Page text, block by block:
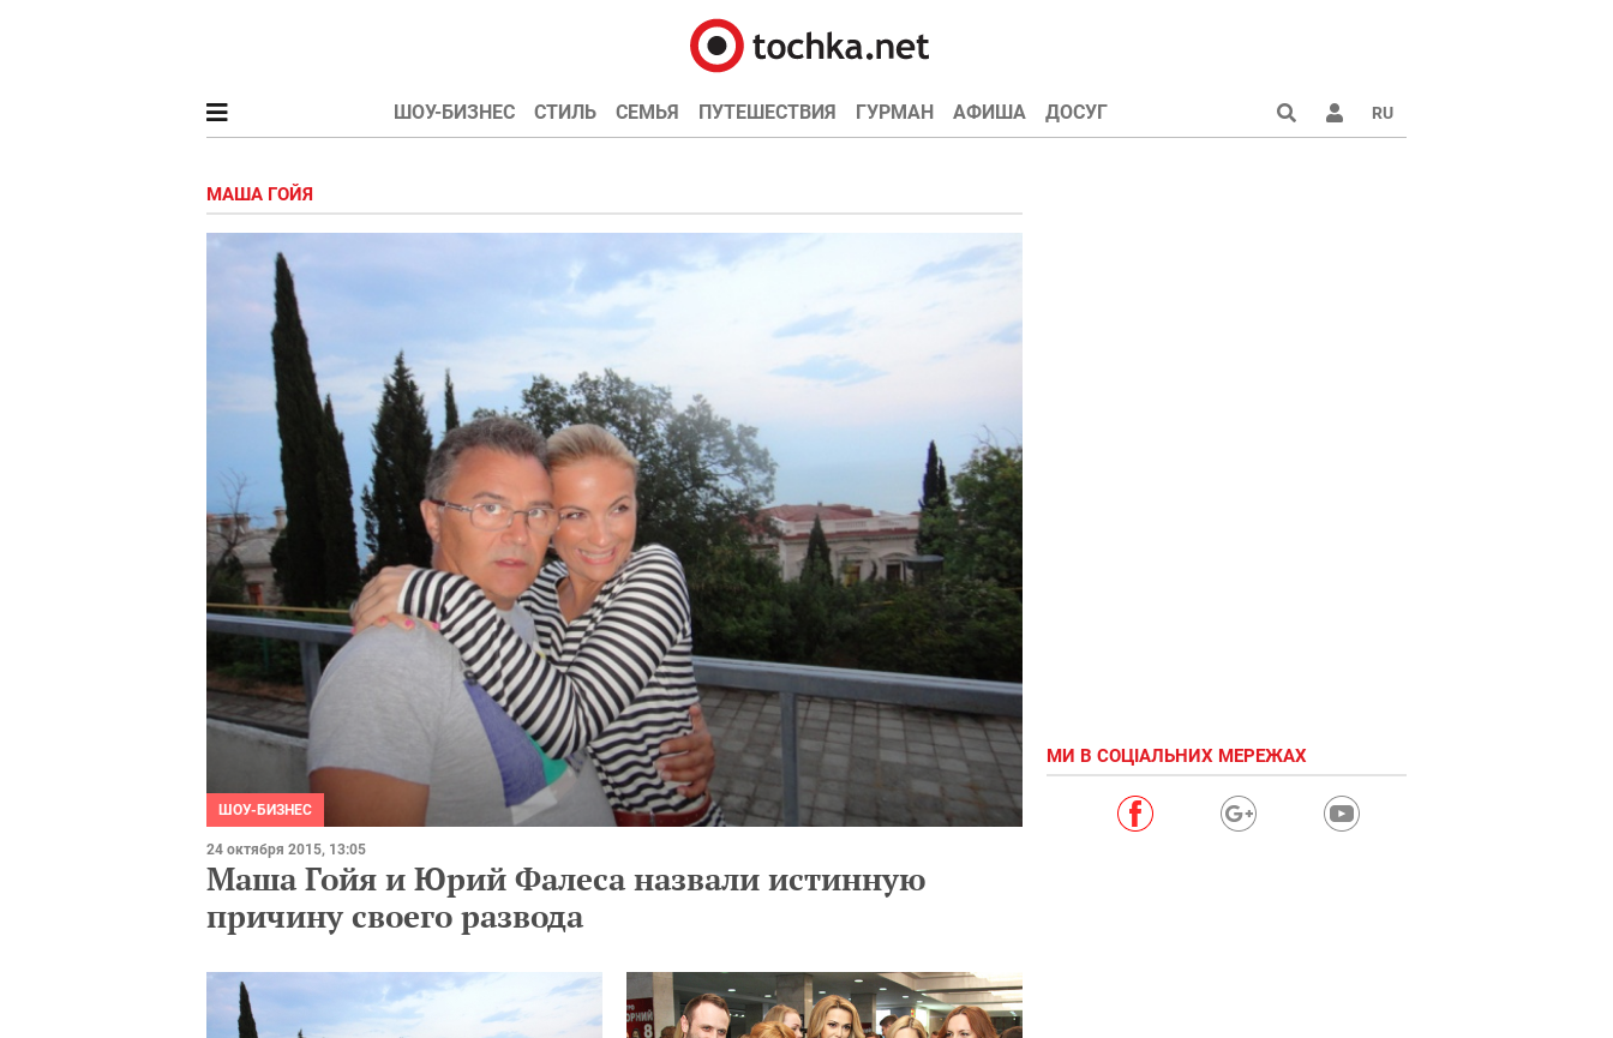
ШОУ-БИЗНЕС СТИЛЬ СЕМЬЯ ПУТЕШЕСТВИЯ ГУРМАН АФИША ДОСУГ RU
МАША ГОЙЯ
ШОУ-БИЗНЕС
24 октября 2015, 13:05
Маша Гойя и Юрий Фалеса назвали истинную
причину своего развода
МИ В СОЦІАЛЬНИХ МЕРЕЖАХ